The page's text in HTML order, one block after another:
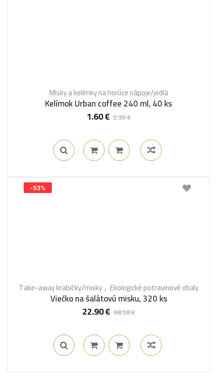
Misky a kelímky na horúce nápoje/jedlá
Kelímok Urban coffee 240 ml, 40 ks
2.36€
1.60€
-53%
Take-away krabičky/misky Ekologické potravinové obaly
Viečko na šalátovú misku, 320 ks
48.58€
22.90€